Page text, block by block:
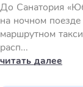
До Санатория
на ночном
маршрутном
расп...
читать далее